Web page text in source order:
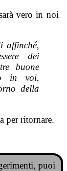
vero in noi
affinché,
dei
buone
in voi,
della
per ritornare.
puoi